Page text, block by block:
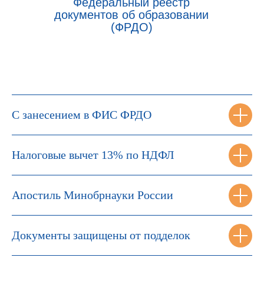
документов об образовании
(ФРДО)
С занесением в ФИС ФРДО
Налоговые вычет 13% по НДФЛ
Апостиль Минобрнауки России
Документы защищены от подделок